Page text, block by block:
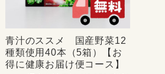
青汁のススメ 国産野菜12
種類使用40本（5箱）【お
得に健康お届け便コース】